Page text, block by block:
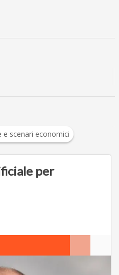
scenari economici
per